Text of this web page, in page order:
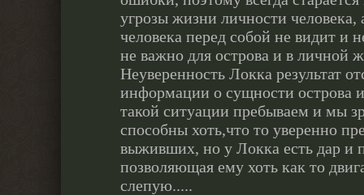
угрозы жизни личности человека,
человека перед собой не видит и
не важно для острова и в личной
Неуверенность Локка результат
информации о сущности острова
такой ситуации пребываем и мы
способны хоть,что то уверенно
выживших, но у Локка есть дар и
позволяющая ему хоть как то
слепую.....